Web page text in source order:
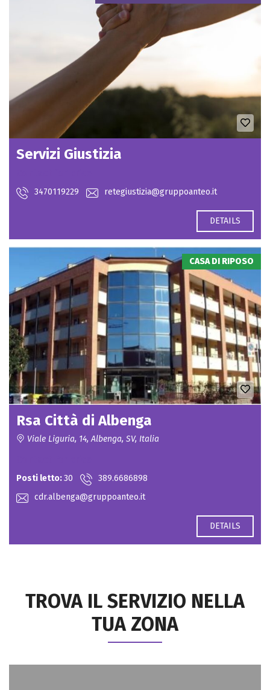
Servizi Giustizia
3470119229 retegiustizia@gruppoanteo.it
DETAILS
CASA DI RIPOSO
Rsa Città di Albenga
Viale Liguria, 14, Albenga, SV, Italia
Posti letto:30
389.6686898
cdr.albenga@gruppoanteo.it
DETAILS
TROVA IL SERVIZIO NELLA
TUA ZONA